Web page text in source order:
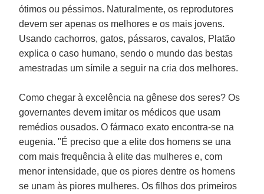
ótimos ou péssimos. Naturalmente, os reprodutores
devem ser apenas os melhores e os mais jovens.
Usando cachorros, gatos, pássaros, cavalos, Platão
explica o caso humano, sendo o mundo das bestas
amestradas um símile a seguir na cria dos melhores.
Como chegar à excelência na gênese dos seres? Os
governantes devem imitar os médicos que usam
remédios ousados. O fármaco exato encontra-se na
eugenia. "É preciso que a elite dos homens se una
com mais frequência à elite das mulheres e, com
menor intensidade, que os piores dentre os homens
se unam às piores mulheres. Os filhos dos primeiros